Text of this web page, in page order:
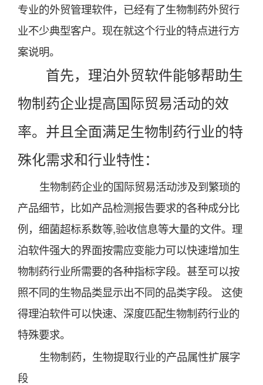
专业的外贸管理软件，已经有了生物制药外贸行
业不少典型客户。现在就这个行业的特点进行方
案说明。
首先，理泊外贸软件能够帮助生
物制药企业提高国际贸易活动的效
率。并且全面满足生物制药行业的特
殊化需求和行业特性：
生物制药企业的国际贸易活动涉及到繁琐的
产品细节，比如产品检测报告要求的各种成分比
例，细菌超标系数等,验收信息等大量的文件。理
泊软件强大的界面按需应变能力可以快速增加生
物制药行业所需要的各种指标字段。甚至可以按
照不同的生物品类显示出不同的品类字段。 这使
得理泊软件可以快速、深度匹配生物制药行业的
特殊要求。
生物制药，生物提取行业的产品属性扩展字
段